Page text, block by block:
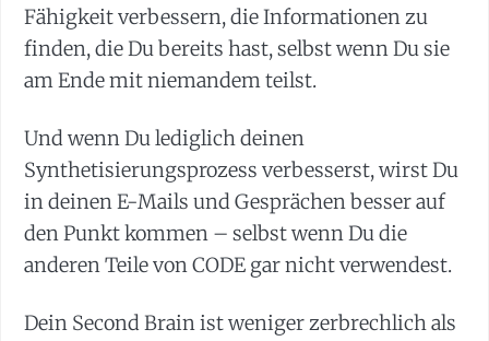
Fähigkeit verbessern, die Informationen zu
finden, die Du bereits hast, selbst wenn Du sie
am Ende mit niemandem teilst.
Und wenn Du lediglich deinen
Synthetisierungsprozess verbesserst, wirst Du
in deinen E-Mails und Gesprächen besser auf
den Punkt kommen – selbst wenn Du die
anderen Teile von CODE gar nicht verwendest.
Dein Second Brain ist weniger zerbrechlich als